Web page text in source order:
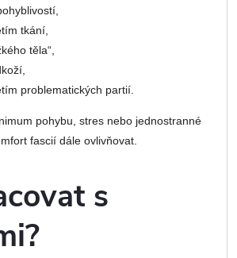
tkání,
těla“,
problematických partií.
pohybu, stres nebo jednostranné
fascií dále ovlivňovat.
s